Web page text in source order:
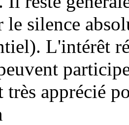
le silence
L'intérêt
apprécié